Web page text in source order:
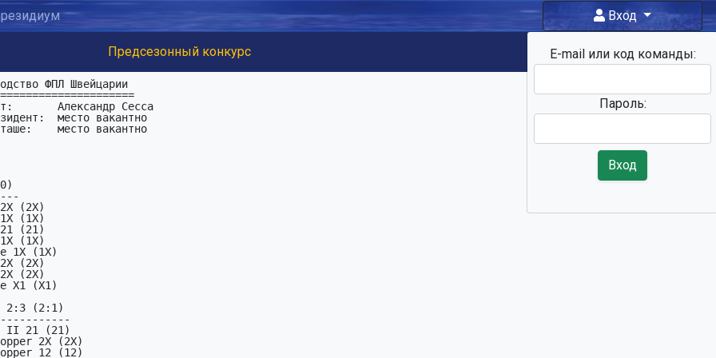
Вход
E-mail или код команды:
Пароль:
Вход
Предсезонный конкурс